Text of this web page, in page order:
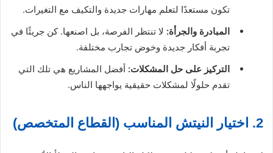
تكون مستعدًا لتعلم مهارات جديدة والتكيف مع التغيرات.
المبادرة والجرأة: لا تنتظر الفرصة، بل اصنعها. كن جريئًا في
تجربة أفكار جديدة وخوض تجارب مختلفة.
التركيز على حل المشكلات: أفضل المشاريع هي تلك التي
تقدم حلولًا لمشكلات حقيقية يواجهها الناس.
2. اختيار النيتش المناسب (القطاع المتخصص)